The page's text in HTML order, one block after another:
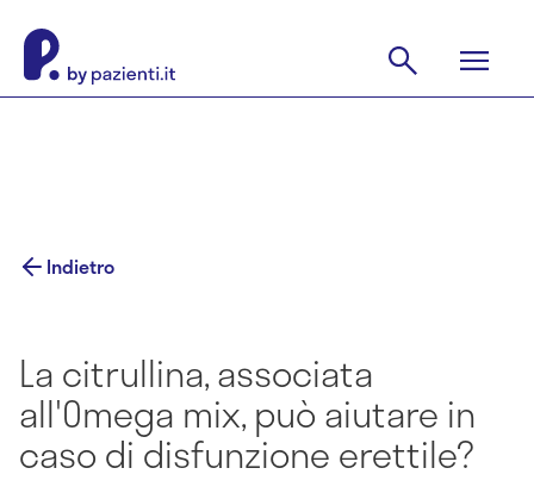
Indietro
La citrullina, associata
all'Omega mix, può aiutare in
caso di disfunzione erettile?